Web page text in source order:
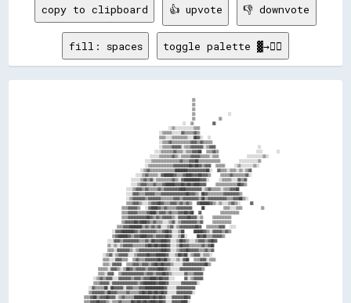
copy to clipboard 👍 upvote 👎 downvote
fill: spaces toggle palette ▓→✊🏽